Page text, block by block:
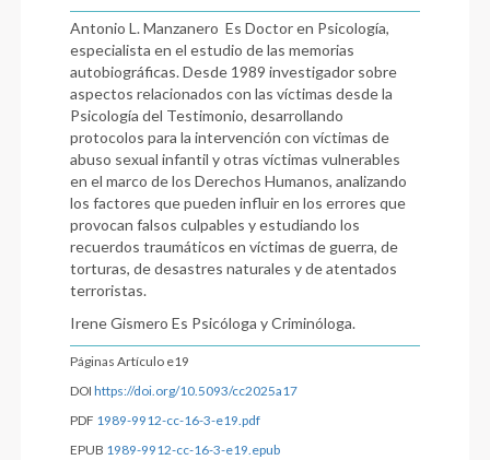
Antonio L. Manzanero Es Doctor en Psicología,
especialista en el estudio de las memorias
autobiográficas. Desde 1989 investigador sobre
aspectos relacionados con las víctimas desde la
Psicología del Testimonio, desarrollando
protocolos para la intervención con víctimas de
abuso sexual infantil y otras víctimas vulnerables
en el marco de los Derechos Humanos, analizando
los factores que pueden influir en los errores que
provocan falsos culpables y estudiando los
recuerdos traumáticos en víctimas de guerra, de
torturas, de desastres naturales y de atentados
terroristas.
Irene Gismero Es Psicóloga y Criminóloga.
Páginas Artículo e19
DOIhttps://doi.org/10.5093/cc2025a17
PDF 1989-9912-cc-16-3-e19.pdf
EPUB 1989-9912-cc-16-3-e19.epub